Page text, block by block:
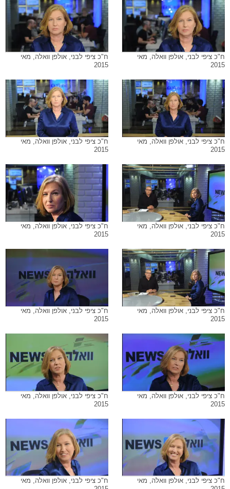
ח"כ ציפי לבני, אולפן וואלה, מאי
2015
ח"כ ציפי לבני, אולפן וואלה, מאי
2015
ח"כ ציפי לבני, אולפן וואלה, מאי
2015
ח"כ ציפי לבני, אולפן וואלה, מאי
2015
ח"כ ציפי לבני, אולפן וואלה, מאי
2015
ח"כ ציפי לבני, אולפן וואלה, מאי
2015
ח"כ ציפי לבני, אולפן וואלה, מאי
2015
ח"כ ציפי לבני, אולפן וואלה, מאי
2015
ח"כ ציפי לבני, אולפן וואלה, מאי
2015
ח"כ ציפי לבני, אולפן וואלה, מאי
2015
ח"כ ציפי לבני, אולפן וואלה, מאי
ח"כ ציפי לבני, אולפן וואלה, מאי